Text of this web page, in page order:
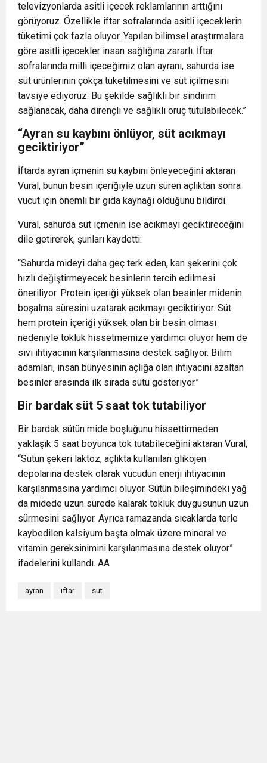
televizyonlarda asitli içecek reklamlarının arttığını
görüyoruz. Özellikle iftar sofralarında asitli içeceklerin
tüketimi çok fazla oluyor. Yapılan bilimsel araştırmalara
göre asitli içecekler insan sağlığına zararlı. İftar
sofralarında milli içeceğimiz olan ayranı, sahurda ise
süt ürünlerinin çokça tüketilmesini ve süt içilmesini
tavsiye ediyoruz. Bu şekilde sağlıklı bir sindirim
sağlanacak, daha dirençli ve sağlıklı oruç tutulabilecek.”
“Ayran su kaybını önlüyor, süt acıkmayı
geciktiriyor”
İftarda ayran içmenin su kaybını önleyeceğini aktaran
Vural, bunun besin içeriğiyle uzun süren açlıktan sonra
vücut için önemli bir gıda kaynağı olduğunu bildirdi.
Vural, sahurda süt içmenin ise acıkmayı geciktireceğini
dile getirerek, şunları kaydetti:
“Sahurda mideyi daha geç terk eden, kan şekerini çok
hızlı değiştirmeyecek besinlerin tercih edilmesi
öneriliyor. Protein içeriği yüksek olan besinler midenin
boşalma süresini uzatarak acıkmayı geciktiriyor. Süt
hem protein içeriği yüksek olan bir besin olması
nedeniyle tokluk hissetmemize yardımcı oluyor hem de
sıvı ihtiyacının karşılanmasına destek sağlıyor. Bilim
adamları, insan bünyesinin açlığa olan ihtiyacını azaltan
besinler arasında ilk sırada sütü gösteriyor.”
Bir bardak süt 5 saat tok tutabiliyor
Bir bardak sütün mide boşluğunu hissettirmeden
yaklaşık 5 saat boyunca tok tutabileceğini aktaran Vural,
“Sütün şekeri laktoz, açlıkta kullanılan glikojen
depolarına destek olarak vücudun enerji ihtiyacının
karşılanmasına yardımcı oluyor. Sütün bileşimindeki yağ
da midede uzun sürede kalarak tokluk duygusunun uzun
sürmesini sağlıyor. Ayrıca ramazanda sıcaklarda terle
kaybedilen kalsiyum başta olmak üzere mineral ve
vitamin gereksinimini karşılanmasına destek oluyor”
ifadelerini kullandı. AA
ayran iftar süt